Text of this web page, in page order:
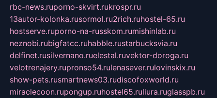
rbc-news.ruporno-skvirt.rukrospr.ru
13autor-kolonka.rusormol.ru2rich.ruhostel-65.ru
hostserve.ruporno-na-russkom.rumishinlab.ru
neznobi.rubigfatcc.ruhabble.rustarbucksvia.ru
delfinet.rusilvernano.ruelestal.ruvektor-doroga.ru
velotrenajery.rupronso54.rulenasever.rulovinskix.ru
show-pets.rusmartnews03.rudiscofoxworld.ru
miraclecoon.rupongup.ruhostel65.ruliura.ruglasspb.ru